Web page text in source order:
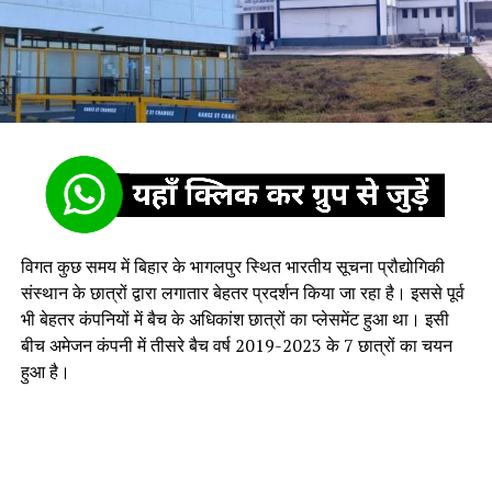
विगत कुछ समय में बिहार के भागलपुर स्थित भारतीय सूचना प्रौद्योगिकी
संस्थान के छात्रों द्वारा लगातार बेहतर प्रदर्शन किया जा रहा है। इससे पूर्व
भी बेहतर कंपनियों में बैच के अधिकांश छात्रों का प्लेसमेंट हुआ था। इसी
बीच अमेजन कंपनी में तीसरे बैच वर्ष 2019-2023 के 7 छात्रों का चयन
हुआ है।